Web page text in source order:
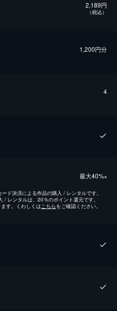
2,189円
（税込）
1,200円分
4
最⼤40%※
ド決済による作品の購入 / レンタルです。
レンタルは、20％のポイント還元です。
す。くわしくはこちらをご確認ください。